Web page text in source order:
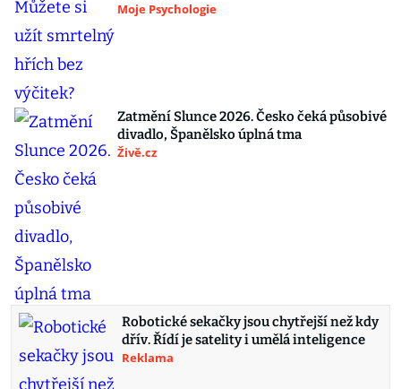
Moje Psychologie
Zatmění Slunce 2026. Česko čeká působivé
divadlo, Španělsko úplná tma
Živě.cz
Robotické sekačky jsou chytřejší než kdy
dřív. Řídí je satelity i umělá inteligence
Reklama